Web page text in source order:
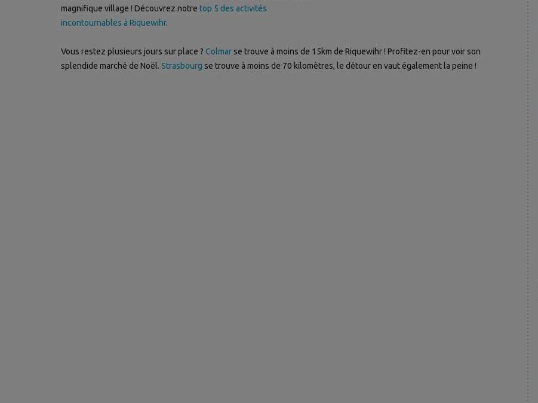
magnifique village ! Découvrez notre top 5 des activités
incontournables à Riquewihr.
Vous restez plusieurs jours sur place ? Colmar se trouve à moins de 15km de Riquewihr ! Profitez-en pour voir son
splendide marché de Noël. Strasbourg se trouve à moins de 70 kilomètres, le détour en vaut également la peine !